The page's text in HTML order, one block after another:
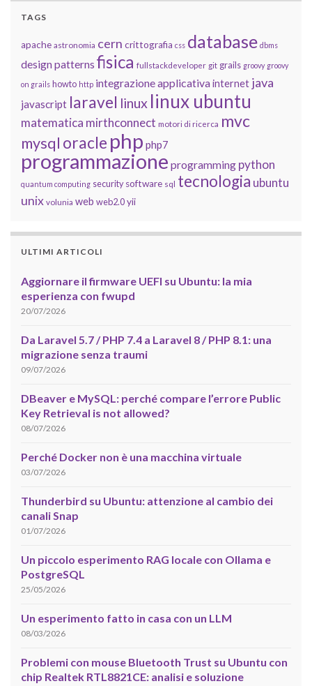
TAGS
apache astronomia cern crittografia css database dbms
design patterns fisica fullstackdeveloper git grails groovy groovy
on grails howto http integrazione applicativainternet java
javascript laravel linux linux ubuntu
matematica mirthconnect motori di ricerca mvc
mysql oracle php php7
programmazione programming python
quantum computing security software sql tecnologia ubuntu
unix volunia web web2.0 yii
ULTIMI ARTICOLI
Aggiornare il firmware UEFI su Ubuntu: la mia
esperienza con fwupd
20/07/2026
Da Laravel 5.7 / PHP 7.4 a Laravel 8 / PHP 8.1: una
migrazione senza traumi
09/07/2026
DBeaver e MySQL: perché compare l’errore Public
Key Retrieval is not allowed?
08/07/2026
Perché Docker non è una macchina virtuale
03/07/2026
Thunderbird su Ubuntu: attenzione al cambio dei
canali Snap
01/07/2026
Un piccolo esperimento RAG locale con Ollama e
PostgreSQL
25/05/2026
Un esperimento fatto in casa con un LLM
08/03/2026
Problemi con mouse Bluetooth Trust su Ubuntu con
chip Realtek RTL8821CE: analisi e soluzione